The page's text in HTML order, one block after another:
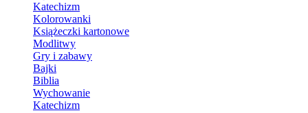
Katechizm
Kolorowanki
Książeczki kartonowe
Modlitwy
Gry i zabawy
Bajki
Biblia
Wychowanie
Katechizm